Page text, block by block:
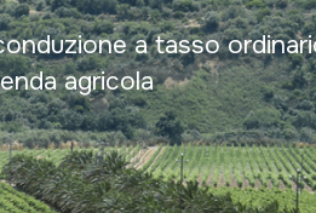
a tasso
agricola